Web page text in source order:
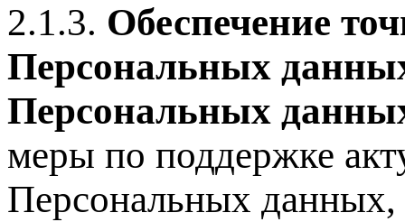
2.1.3. Обеспечение
Персональных
Персональных
меры по поддержке
Персональных данных,